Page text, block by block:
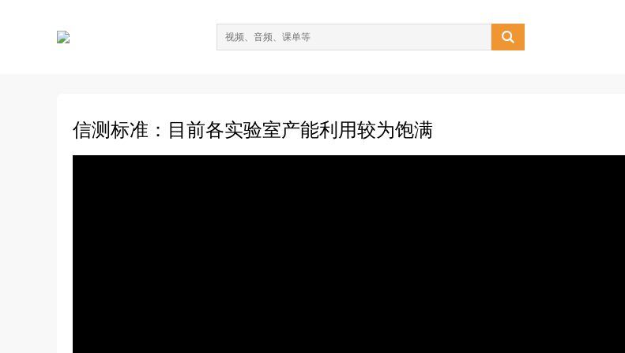

信测标准：目前各实验室产能利用较为饱满